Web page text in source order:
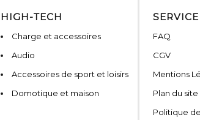
HIGH-TECH
Charge et accessoires
Audio
Accessoires de sport et loisirs
Domotique et maison
FAQ
CGV
Mentions
Plan du site
Politique